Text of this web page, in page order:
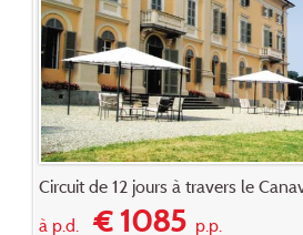
Circuit de 12 jours à travers le
à p.d.€ 1085p.p.